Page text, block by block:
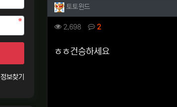
작성자 정보
토토윈드
컨텐츠 정보
2,698조회 2댓글
본문
ㅎㅎ건승하세요
정보찾기